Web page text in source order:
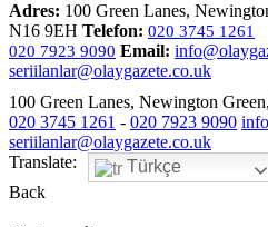
Adres: 100 Green Lanes,
N16 9EH Telefon: 020 3745 1261
020 7923 9090 Email:
seriilanlar@olaygazete.co.uk
100 Green Lanes, Newington
020 3745 1261 - 020 7923 9090
seriilanlar@olaygazete.co.uk
Translate:
Türkçe
Back